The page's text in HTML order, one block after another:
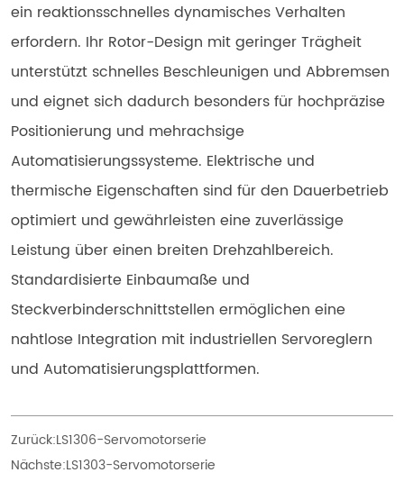
ein reaktionsschnelles dynamisches Verhalten
erfordern. Ihr Rotor-Design mit geringer Trägheit
unterstützt schnelles Beschleunigen und Abbremsen
und eignet sich dadurch besonders für hochpräzise
Positionierung und mehrachsige
Automatisierungssysteme. Elektrische und
thermische Eigenschaften sind für den Dauerbetrieb
optimiert und gewährleisten eine zuverlässige
Leistung über einen breiten Drehzahlbereich.
Standardisierte Einbaumaße und
Steckverbinderschnittstellen ermöglichen eine
nahtlose Integration mit industriellen Servoreglern
und Automatisierungsplattformen.
Zurück:LS1306-Servomotorserie
Nächste:LS1303-Servomotorserie